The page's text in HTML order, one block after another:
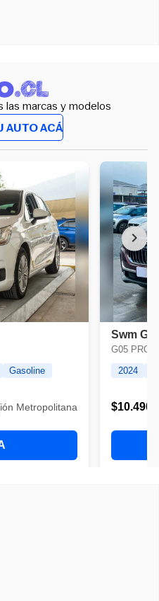
marcas y modelos
AUTO ACÁ